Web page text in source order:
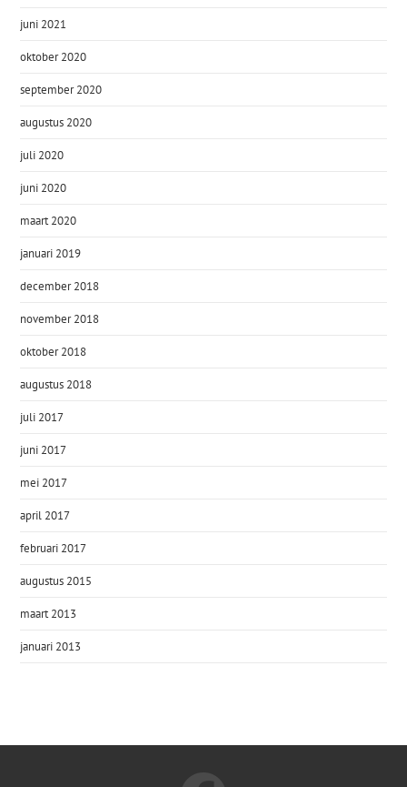
juni 2021
oktober 2020
september 2020
augustus 2020
juli 2020
juni 2020
maart 2020
januari 2019
december 2018
november 2018
oktober 2018
augustus 2018
juli 2017
juni 2017
mei 2017
april 2017
februari 2017
augustus 2015
maart 2013
januari 2013